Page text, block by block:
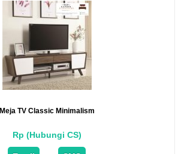
Meja TV Classic Minimalism
Rp (Hubungi CS)